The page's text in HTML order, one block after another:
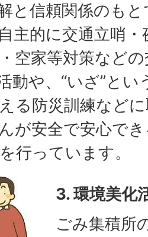
と信頼関係のもと
主的に交通立哨・
空家等対策などの
動や、“いざ”とい
る防災訓練など
が安全で安心で
行っています。
3. 環境美化
ごみ集積所